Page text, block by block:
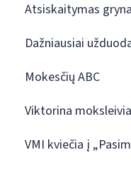
Atsiskaitymas
Dažniausiai
Mokesčių ABC
Viktorina
VMI kviečia į